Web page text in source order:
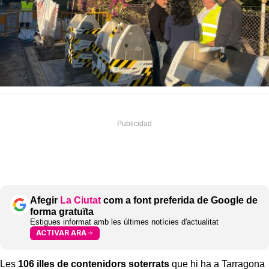
Afegir La Ciutat com a font preferida de Google de
forma gratuïta
Estigues informat amb les últimes notícies d'actualitat
ACTIVAR ARA
Les 106 illes de contenidors soterrats que hi ha a Tarragona